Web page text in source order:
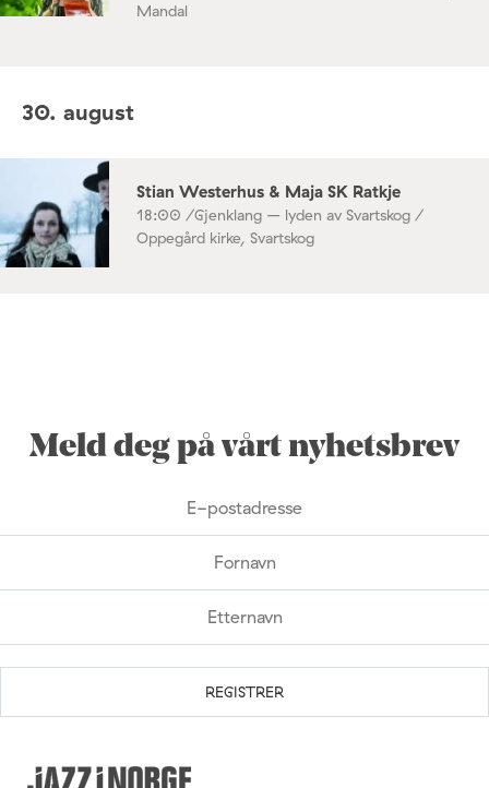
Mandal
30. august
Stian Westerhus & Maja SK Ratkje
18:00 /Gjenklang – lyden av Svartskog /
Oppegård kirke, Svartskog
Meld deg på vårt nyhetsbrev